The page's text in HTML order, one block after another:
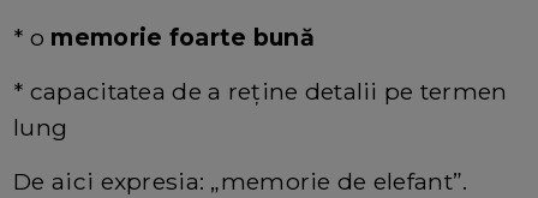
* o memorie foarte bună
* capacitatea de a reține detalii pe termen
lung
De aici expresia: „memorie de elefant”.